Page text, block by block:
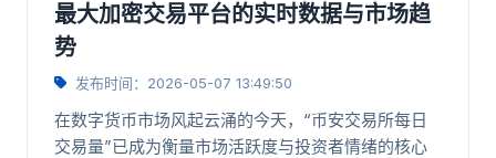
最大加密交易平台的实时数据与市场趋
势
发布时间：2026-05-07 13:49:50
在数字货币市场风起云涌的今天，“币安交易所每日
交易量”已成为衡量市场活跃度与投资者情绪的核心